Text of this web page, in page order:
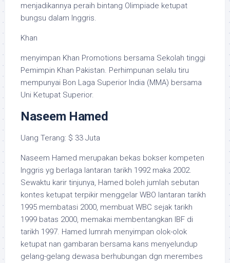
menjadikannya peraih bintang Olimpiade ketupat
bungsu dalam Inggris.
Khan
menyimpan Khan Promotions bersama Sekolah tinggi
Pemimpin Khan Pakistan. Perhimpunan selalu tiru
mempunyai Bon Laga Superior India (MMA) bersama
Uni Ketupat Superior.
Naseem Hamed
Uang Terang: $ 33 Juta
Naseem Hamed merupakan bekas bokser kompeten
Inggris yg berlaga lantaran tarikh 1992 maka 2002.
Sewaktu karir tinjunya, Hamed boleh jumlah sebutan
kontes ketupat terpikir menggelar WBO lantaran tarikh
1995 membatasi 2000, membuat WBC sejak tarikh
1999 batas 2000, memakai membentangkan IBF di
tarikh 1997. Hamed lumrah menyimpan olok-olok
ketupat nan gambaran bersama kans menyelundup
gelang-gelang dewasa berhubungan dgn merembes